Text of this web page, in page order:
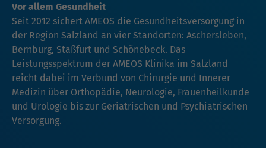
Vor allem Gesundheit
Seit 2012 sichert AMEOS die Gesundheitsversorgung in
der Region Salzland an vier Standorten: Aschersleben,
Bernburg, Staßfurt und Schönebeck. Das
Leistungsspektrum der AMEOS Klinika im Salzland
reicht dabei im Verbund von Chirurgie und Innerer
Medizin über Orthopädie, Neurologie, Frauenheilkunde
und Urologie bis zur Geriatrischen und Psychiatrischen
Versorgung.